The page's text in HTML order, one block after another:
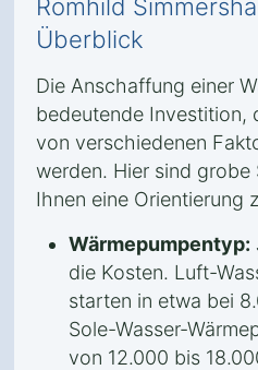
Römhild
Überblick
Die Anschaffung einer
bedeutende Investition,
von verschiedenen
werden. Hier sind grobe
Ihnen eine Orientierung
Wärmepumpentyp:
die Kosten. Luft-
starten in etwa bei
Sole-Wasser-
von 12.000 bis